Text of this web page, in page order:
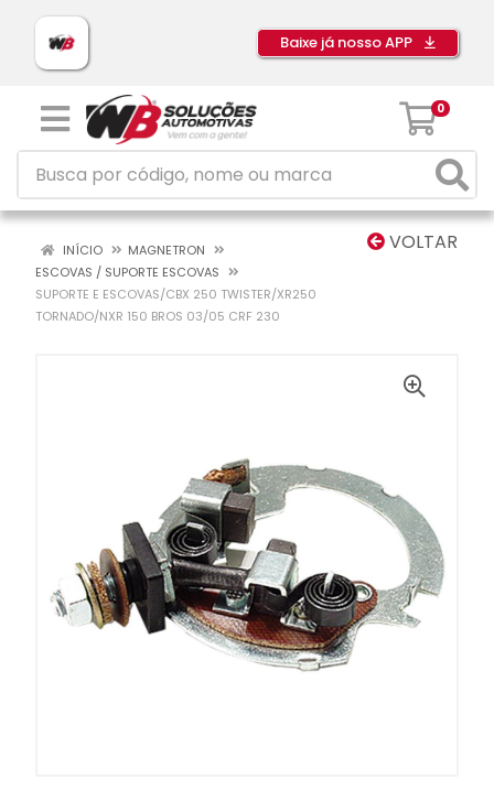
Baixe já nosso APP
0
VOLTAR
INÍCIO
MAGNETRON
ESCOVAS / SUPORTE ESCOVAS
SUPORTE E ESCOVAS/CBX 250 TWISTER/XR250
TORNADO/NXR 150 BROS 03/05 CRF 230